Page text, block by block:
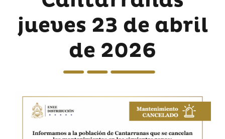
jueves 23 de abril
de 2026